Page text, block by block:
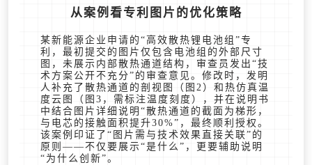
从案例看专利图片的优化策略
某新能源企业申请的“高效散热锂电池组”专
利，最初提交的图片仅包含电池组的外部尺寸
图，未展示内部散热通道结构，审查员发出“技
术方案公开不充分”的审查意见。修改时，发明
人补充了散热通道的剖视图（图2）和热仿真温
度云图（图3，需标注温度刻度），并在说明书
中结合图片详细说明“散热通道的截面为梯形，
与电芯的接触面积提升30%”，最终顺利授权。
该案例印证了“图片需与技术效果直接关联”的
原则——不仅要展示“是什么”，更要辅助说明
“为什么创新”。